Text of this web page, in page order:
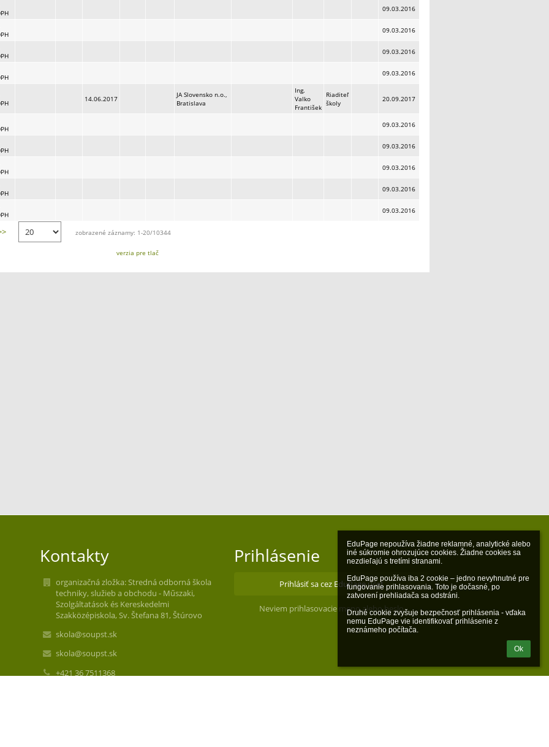
EduPage nepoužíva žiadne reklamné, analytické alebo
iné súkromie ohrozujúce cookies. Žiadne cookies sa
nezdieľajú s tretími stranami.
EduPage používa iba 2 cookie – jedno nevyhnutné pre
fungovanie prihlasovania. Toto je dočasné, po
zatvorení prehliadača sa odstráni.
Druhé cookie zvyšuje bezpečnosť prihlásenia - vďaka
nemu EduPage vie identifikovať prihlásenie z
neznámeho počítača.
Ok
09.03.2016
09.03.2016
09.03.2016
09.03.2016
14.06.2017
JA Slovensko n.o.,
Bratislava
Ing.
Valko
František
Riaditeľ
školy
20.09.2017
09.03.2016
09.03.2016
09.03.2016
09.03.2016
09.03.2016
zobrazené záznamy: 1-20/10344
verzia pre tlač
Kontakty
organizačná zložka: Stredná odborná škola
techniky, služieb a obchodu - Műszaki,
Szolgáltatások és Kereskedelmi
Szakközépiskola, Sv. Štefana 81, Štúrovo
skola@soupst.sk
skola@soupst.sk
+421 36 7511368
Prihlásenie
Prihlásiť sa cez EduPage účet
Neviem prihlasovacie meno alebo heslo